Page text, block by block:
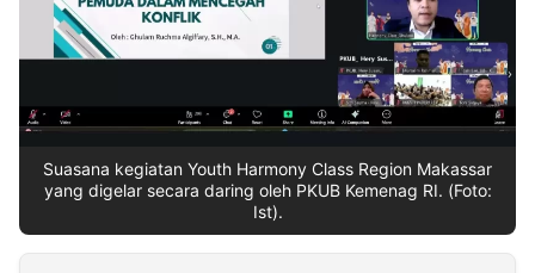
Suasana kegiatan Youth Harmony Class Region Makassar
yang digelar secara daring oleh PKUB Kemenag RI. (Foto:
Ist).